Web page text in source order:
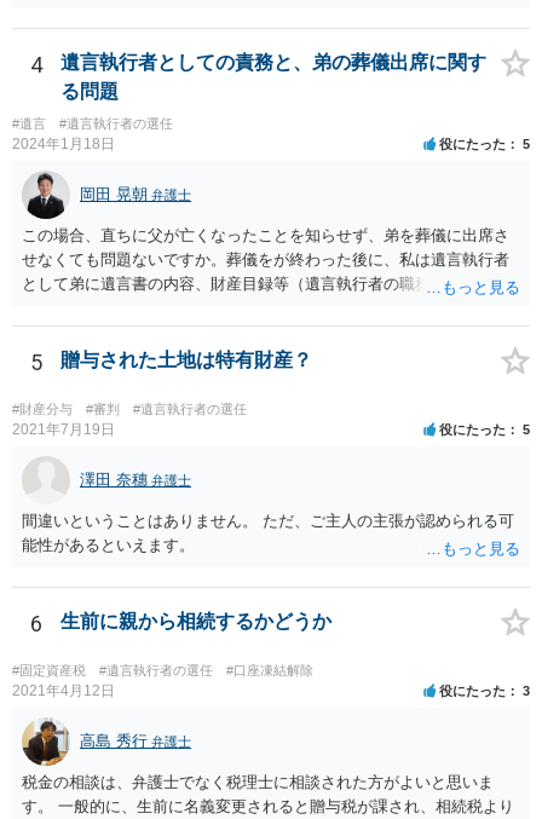
4
遺言執行者としての責務と、弟の葬儀出席に関す
る問題
#遺言 #遺言執行者の選任
2024年1月18日 役にたった 5
岡田 晃朝 弁護士
この場合、直ちに父が亡くなったことを知らせず、弟を葬儀に出席さ
せなくても問題ないですか。葬儀をが終わった後に、私は遺言執行者
として弟に遺言書の内容、財産目録等（遺言執行者の職務）を知らせ
るかは喪主の自由です。 呼ばなくてもかまいません。 そもそも、そう
いう法律関係にありません。 遺言の内容と遺産の総額の通知、公正証
で、対応しましょう。 そのあとは遺留分の請求などがあればそれへの
対応となるでしょう。
5 贈与された土地は特有財産？
#財産分与 #審判 #遺言執行者の選任
2021年7月19日 役にたった 5
澤田 奈穗 弁護士
間違いということはありません。 ただ、ご主人の主張が認められる可
能性があるといえます。
6 生前に親から相続するかどうか
#固定資産税 #遺言執行者の選任 #口座凍結解除
2021年4月12日 役にたった 3
高島 秀行 弁護士
税金の相談は、弁護士でなく税理士に相談された方がよいと思いま
す。 一般的に、生前に名義変更されると贈与税が課され、相続税より